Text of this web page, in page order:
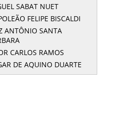
SABAT NUET
FELIPE BISCALDI
ANTÔNIO SANTA
CARLOS RAMOS
DE AQUINO DUARTE